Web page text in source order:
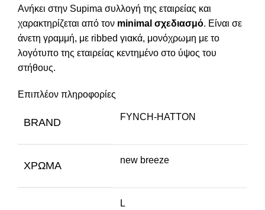
Ανήκει στην Supima συλλογή της εταιρείας και
χαρακτηρίζεται από τον minimal σχεδιασμό. Είναι σε
άνετη γραμμή, με ribbed γιακά, μονόχρωμη με το
λογότυπο της εταιρείας κεντημένο στο ύψος του
στήθους.
Επιπλέον πληροφορίες
BRAND FYNCH-HATTON
ΧΡΏΜΑ new breeze
L